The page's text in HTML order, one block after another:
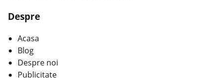
Despre
Acasa
Blog
Despre noi
Publicitate